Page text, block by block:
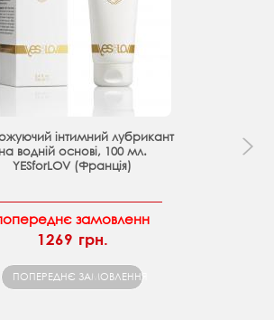
інтимний лубрикант
на водній основі, 100 мл.
YESforLOV (Франція)
замовленн
1269 грн.
ПОПЕРЕДНЄ ЗАМОВЛЕННЯ